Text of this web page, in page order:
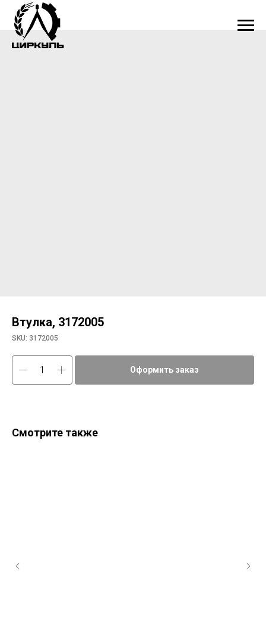
Втулка, 3172005
SKU: 3172005
Оформить заказ
Смотрите также